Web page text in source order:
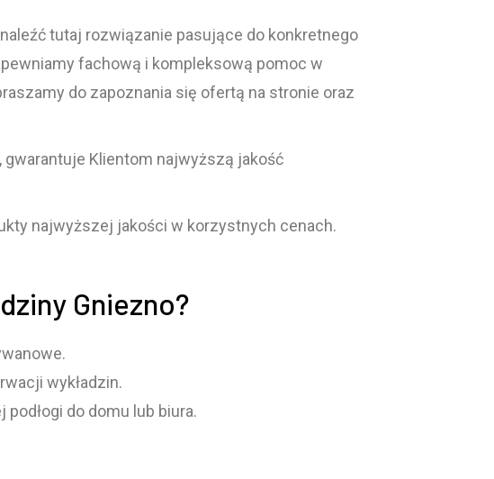
tutaj rozwiązanie pasujące do konkretnego
fachową i kompleksową pomoc w
do zapoznania się ofertą na stronie oraz
Klientom najwyższą jakość
najwyższej jakości w korzystnych cenach.
Gniezno?
wykładzin.
do domu lub biura.